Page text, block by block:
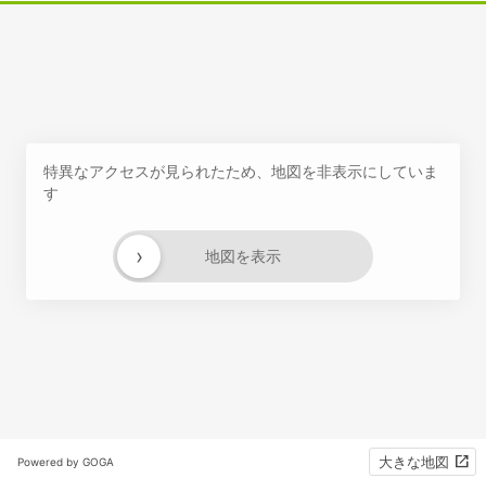
特異なアクセスが見られたため、地図を非表示にしていま
す
地図を表示
›
Powered by GOGA 大きな地図